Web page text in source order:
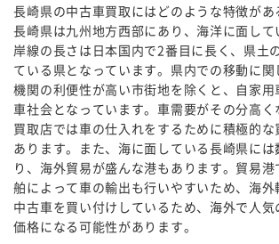
長崎県の中古車買取にはどのような特徴があ
長崎県は九州地方西部にあり、海洋に面し
岸線の長さは日本国内で2番目に長く、県土
ている県となっています。県内での移動に
機関の利便性が高い市街地を除くと、自家用
車社会となっています。車需要がその分高
買取店では車の仕入れをするために積極的
あります。また、海に面している長崎県に
り、海外貿易が盛んな港もあります。貿易
舶によって車の輸出も行いやすいため、海外
中古車を買い付けしているため、海外で人
価格になる可能性があります。